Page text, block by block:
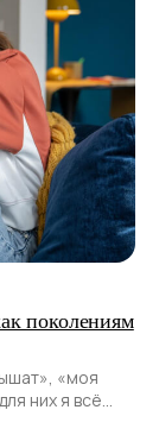
поколениям
«моя
них я всё